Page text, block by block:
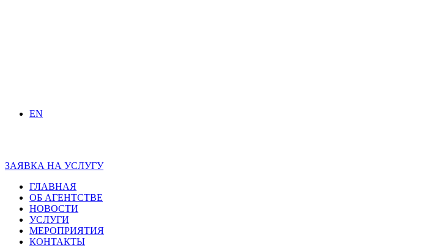
EN
ЗАЯВКА НА УСЛУГУ
ГЛАВНАЯ
ОБ АГЕНТСТВЕ
НОВОСТИ
УСЛУГИ
МЕРОПРИЯТИЯ
КОНТАКТЫ